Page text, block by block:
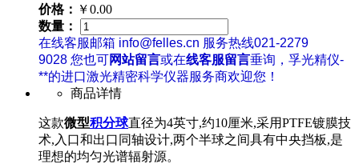
价格： ￥0.00
数量：
在线客服邮箱 info@felles.cn 服务热线021-2279
9028 您也可网站留言或在线客服留言垂询，孚光精仪-
**的进口激光精密科学仪器服务商欢迎您！
商品详情
这款微型积分球直径为4英寸,约10厘米,采用PTFE镀膜技
术,入口和出口同轴设计,两个半球之间具有中央挡板,是
理想的均匀光谱辐射源。